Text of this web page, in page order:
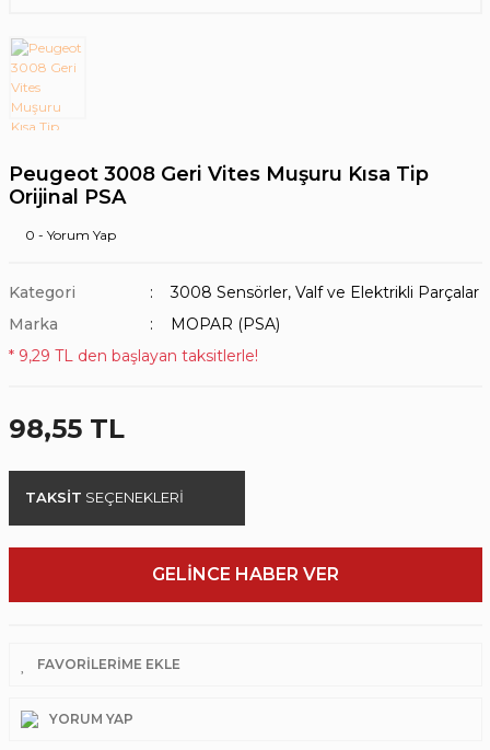
Peugeot 3008 Geri Vites Muşuru Kısa Tip
Orijinal PSA
0 - Yorum Yap
Kategori
3008 Sensörler, Valf ve Elektrikli Parçalar
Marka
MOPAR (PSA)
* 9,29 TL den başlayan taksitlerle!
98,55 TL
TAKSİT SEÇENEKLERİ
GELİNCE HABER VER
YORUM YAP